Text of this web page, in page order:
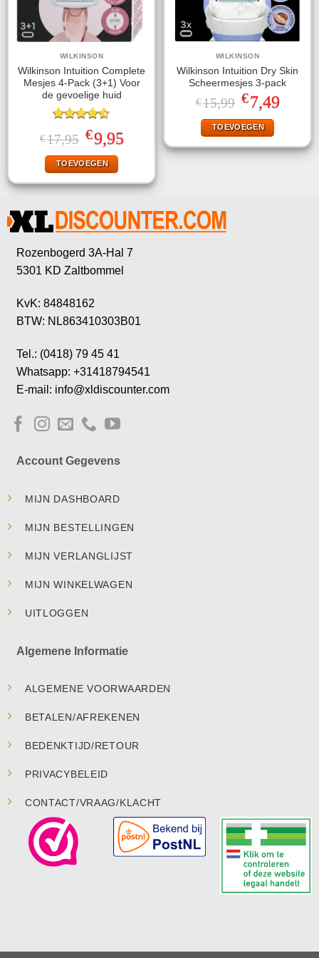
WILKINSON
Wilkinson Intuition Complete
Mesjes 4-Pack (3+1) Voor
de gevoelige huid
Gewaardeerd
4.50uit 5
€17,95 Oorspronkelijke
prijs
was:
€17,95.
€9,95Huidige
prijs
TOEVOEGEN
WILKINSON
Wilkinson Intuition Dry Skin
Scheermesjes 3-pack
€15,99 Oorspronkelijke
prijs
was:
€15,99.
€7,49Huidige
prijs
TOEVOEGEN
Rozenbogerd 3A-Hal 7
5301 KD Zaltbommel
KvK: 84848162
BTW: NL863410303B01
Tel.: (0418) 79 45 41
Whatsapp: +31418794541
E-mail: info@xldiscounter.com
Account Gegevens
MIJN DASHBOARD
MIJN BESTELLINGEN
MIJN VERLANGLIJST
MIJN WINKELWAGEN
UITLOGGEN
Algemene Informatie
ALGEMENE VOORWAARDEN
BETALEN/AFREKENEN
BEDENKTIJD/RETOUR
PRIVACYBELEID
CONTACT/VRAAG/KLACHT